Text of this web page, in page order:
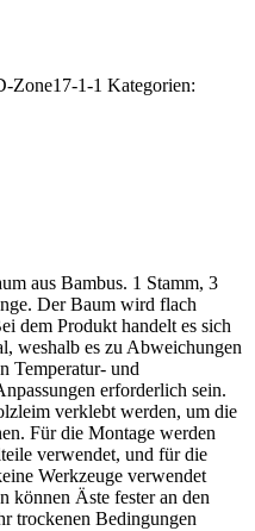
Zone17-1-1 Kategorien:
aus Bambus. 1 Stamm, 3
Der Baum wird flach
dem Produkt handelt es sich
weshalb es zu Abweichungen
Temperatur- und
erforderlich sein.
verklebt werden, um die
Für die Montage werden
verwendet, und für die
Werkzeuge verwendet
können Äste fester an den
trockenen Bedingungen